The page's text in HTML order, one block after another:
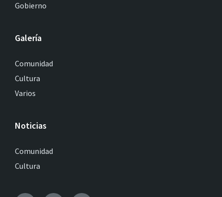
Gobierno
Galería
Comunidad
Cultura
Varios
Noticias
Comunidad
Cultura